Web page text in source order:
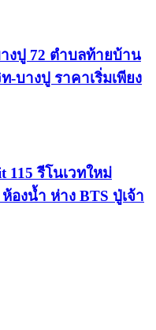
งปู 72 ตำบลท้ายบ้าน
บางปู ราคาเริ่มเพียง
รีโนเวทใหม่
องน้ำ ห่าง BTS ปู่เจ้า